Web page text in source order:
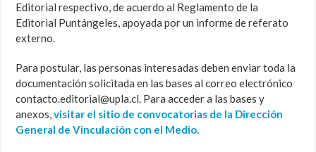
Editorial respectivo, de acuerdo al Reglamento de la
Editorial Puntángeles, apoyada por un informe de referato
externo.
Para postular, las personas interesadas deben enviar toda la
documentación solicitada en las bases al correo electrónico
contacto.editorial@upla.cl. Para acceder a las bases y
anexos,visitar el sitio de convocatorias de la Dirección
General de Vinculación con el Medio.